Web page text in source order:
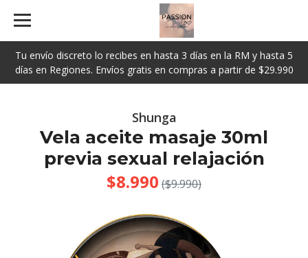
Tu envío discreto lo recibes en hasta 3 días en la RM y hasta 5
días en Regiones. Envíos gratis en compras a partir de $29.990
Shunga
Vela aceite masaje 30ml
previa sexual relajación
$8.990 ($9.990)